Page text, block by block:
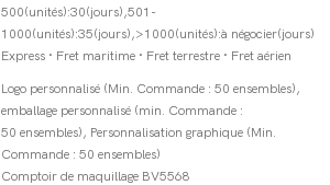
500(unités):30(jours),501-
1000(unités):35(jours),>1000(unités):à négocier(jours)
Express · Fret maritime · Fret terrestre · Fret aérien
Logo personnalisé (Min. Commande : 50 ensembles),
emballage personnalisé (min. Commande :
50 ensembles), Personnalisation graphique (Min.
Commande : 50 ensembles)
Comptoir de maquillage BV5568